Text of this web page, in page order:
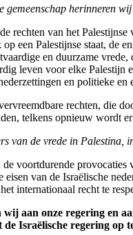
gemeenschap herinneren
rechten van het
een Palestijnse staat, de
en duurzame
leven voor elke Palestijn
en politieke en
rechten, die
telkens opnieuw wordt
van de vrede in Palestina,
de voortdurende provocaties
eisen van de Israëlische
internationaal recht te
aan onze regering en
de Israëlische regering op